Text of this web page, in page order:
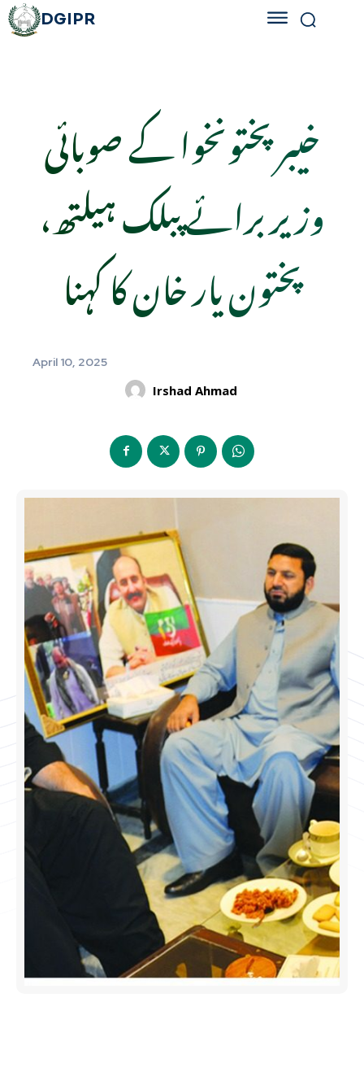
DGIPR
خیبر پختونخوا کے صوبائی
وزیر برائے پبلک ہیلتھ،
پختون یار خان کا کہنا
April 10, 2025
Irshad Ahmad